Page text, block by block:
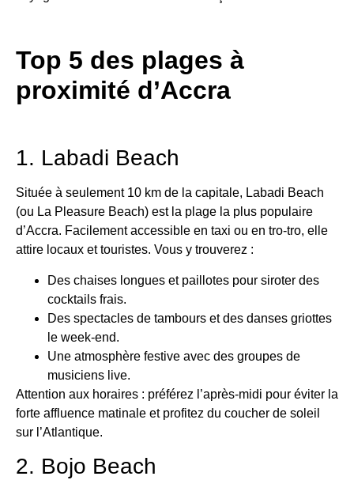
Top 5 des plages à
proximité d’Accra
1. Labadi Beach
Située à seulement 10 km de la capitale, Labadi Beach
(ou La Pleasure Beach) est la plage la plus populaire
d’Accra. Facilement accessible en taxi ou en tro-tro, elle
attire locaux et touristes. Vous y trouverez :
Des chaises longues et paillotes pour siroter des
cocktails frais.
Des spectacles de tambours et des danses griottes
le week-end.
Une atmosphère festive avec des groupes de
musiciens live.
Attention aux horaires : préférez l’après-midi pour éviter la
forte affluence matinale et profitez du coucher de soleil
sur l’Atlantique.
2. Bojo Beach